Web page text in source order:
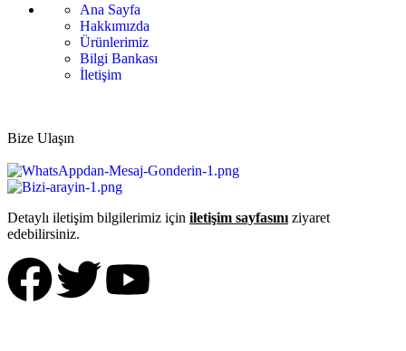
Ana Sayfa
Hakkımızda
Ürünlerimiz
Bilgi Bankası
İletişim
Bize Ulaşın
Detaylı iletişim bilgilerimiz için iletişim sayfasını ziyaret
edebilirsiniz.